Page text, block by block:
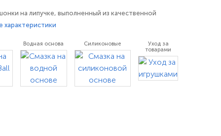
на липучке, выполненный из качественной
хомут позволяет оттянуть яички вниз, тем
мошонку. Диаметр - 4 см.
характеристики
Водная основа Силиконовые
Уход за
товарами